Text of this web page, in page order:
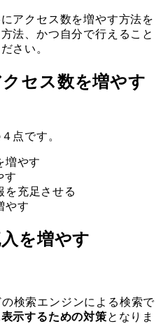
アクセス数を増やす方法を
法、かつ自分で行えること
さい。
セス数を増やす
点です。
増やす
す
を充足させる
やす
を増やす
検索エンジンによる検索で
示するための対策となりま